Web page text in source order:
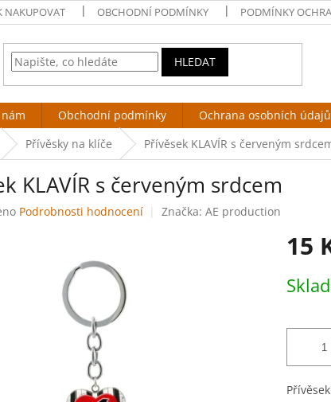
NAKUPOVAT OBCHODNÍ PODMÍNKY PODMÍNKY
HLEDAT
Obchodní podmínky
Ochrana osobních údajů
Přívěsky na klíče Přívěsek KLAVÍR s červeným
KLAVÍR s červeným srdcem
Podrobnosti hodnocení Značka: AE production
15
cena: